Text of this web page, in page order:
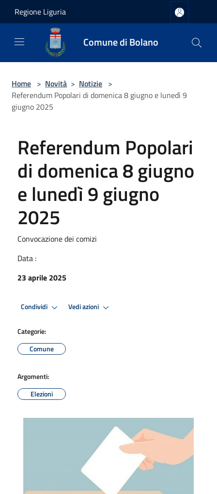
Regione Liguria
Comune di Bolano
Home > Novità > Notizie >
Referendum Popolari di domenica 8 giugno e lunedì 9
giugno 2025
Referendum Popolari
di domenica 8 giugno
e lunedì 9 giugno
2025
Convocazione dei comizi
Data :
23 aprile 2025
Condividi Vedi azioni
Categorie:
Comune
Argomenti:
Elezioni